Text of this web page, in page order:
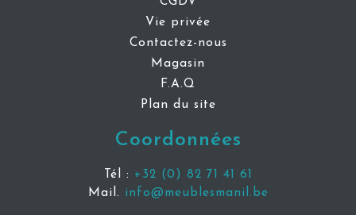
Vie privée
Contactez-nous
Magasin
F.A.Q
Plan du site
Coordonnées
Tél : +32 (0) 82 71 41 61
Mail. info@meublesmanil.be